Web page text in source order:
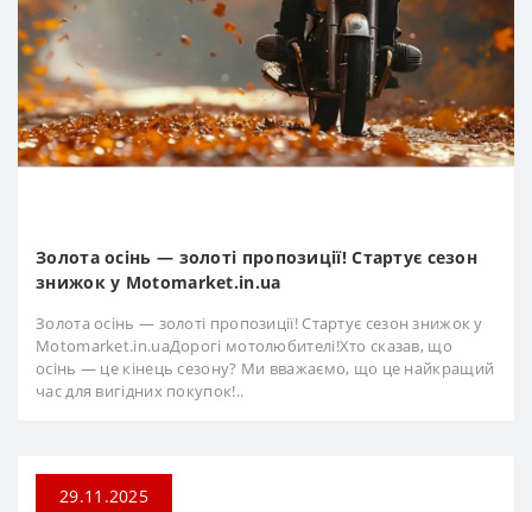
Золота осінь — золоті пропозиції! Стартує сезон
знижок у Motomarket.in.ua
Золота осінь — золоті пропозиції! Стартує сезон знижок у
Motomarket.in.uaДорогі мотолюбителі!Хто сказав, що
осінь — це кінець сезону? Ми вважаємо, що це найкращий
час для вигідних покупок!..
29.11.2025